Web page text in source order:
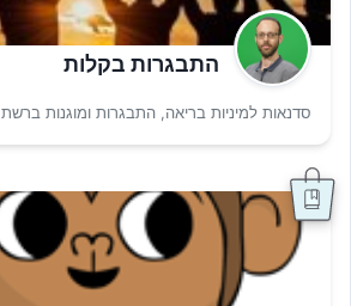
התבגרות בקלות
סדנאות למיניות בריאה, התבגרות ומוגנות ברשת